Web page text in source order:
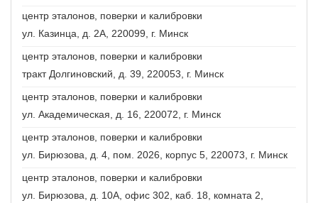
центр эталонов, поверки и калибровки
ул. Казинца, д. 2А, 220099, г. Минск
центр эталонов, поверки и калибровки
тракт Долгиновский, д. 39, 220053, г. Минск
центр эталонов, поверки и калибровки
ул. Академическая, д. 16, 220072, г. Минск
центр эталонов, поверки и калибровки
ул. Бирюзова, д. 4, пом. 2026, корпус 5, 220073, г. Минск
центр эталонов, поверки и калибровки
ул. Бирюзова, д. 10А, офис 302, каб. 18, комната 2,